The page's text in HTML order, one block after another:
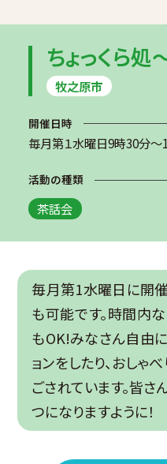
ちょっくら処
牧之原市
開催日時
毎月第１水曜日9時30分～
活動の種類
茶話会
毎月第1水曜日に開催
も可能です。時間内
もOK!みなさん自由
ョンをしたり、おしゃ
ごされています。皆さ
つになりますように！